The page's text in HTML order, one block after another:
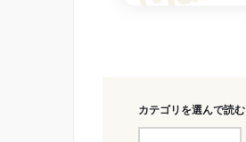
カテゴリを選んで読む